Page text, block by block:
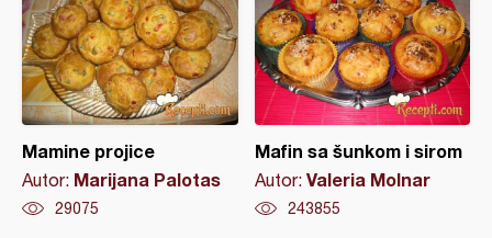
Mamine projice
Autor: Marijana Palotas
29075
Mafin sa šunkom i sirom
Autor: Valeria Molnar
243855